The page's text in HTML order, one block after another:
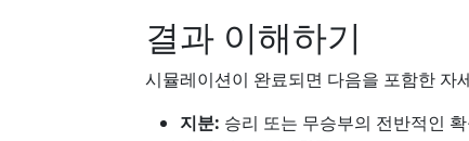
결과 이해하기
시뮬레이션이 완료되면 다음을 포함한 자
지분: 승리 또는 무승부의 전반적인